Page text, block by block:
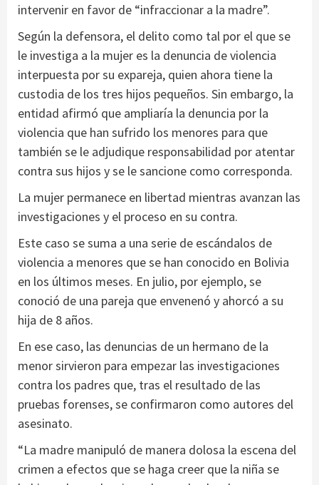
intervenir en favor de “infraccionar a la madre”.
Según la defensora, el delito como tal por el que se
le investiga a la mujer es la denuncia de violencia
interpuesta por su expareja, quien ahora tiene la
custodia de los tres hijos pequeños. Sin embargo, la
entidad afirmó que ampliaría la denuncia por la
violencia que han sufrido los menores para que
también se le adjudique responsabilidad por atentar
contra sus hijos y se le sancione como corresponda.
La mujer permanece en libertad mientras avanzan las
investigaciones y el proceso en su contra.
Este caso se suma a una serie de escándalos de
violencia a menores que se han conocido en Bolivia
en los últimos meses. En julio, por ejemplo, se
conoció de una pareja que envenenó y ahorcó a su
hija de 8 años.
En ese caso, las denuncias de un hermano de la
menor sirvieron para empezar las investigaciones
contra los padres que, tras el resultado de las
pruebas forenses, se confirmaron como autores del
asesinato.
“La madre manipuló de manera dolosa la escena del
crimen a efectos que se haga creer que la niña se